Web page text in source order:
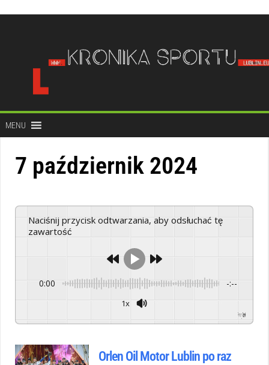
treści
MENU
7 październik 2024
Naciśnij przycisk odtwarzania, aby odsłuchać tę
zawartość
0:00 -:--
1x
GSpeech
Orlen Oil Motor Lublin po raz